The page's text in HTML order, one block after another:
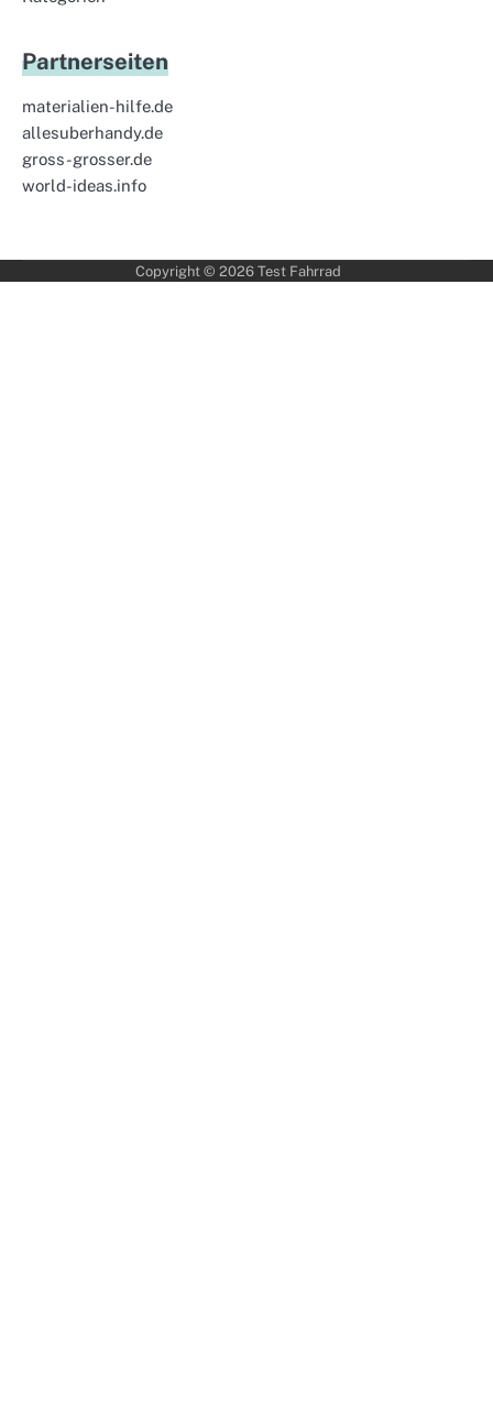
Partnerseiten
materialien-hilfe.de
allesuberhandy.de
gross-grosser.de
world-ideas.info
Copyright © 2026 Test Fahrrad